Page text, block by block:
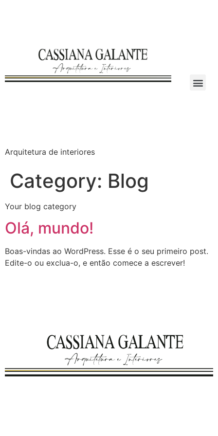
Arquitetura de interiores
Category: Blog
Your blog category
Olá, mundo!
Boas-vindas ao WordPress. Esse é o seu primeiro post.
Edite-o ou exclua-o, e então comece a escrever!